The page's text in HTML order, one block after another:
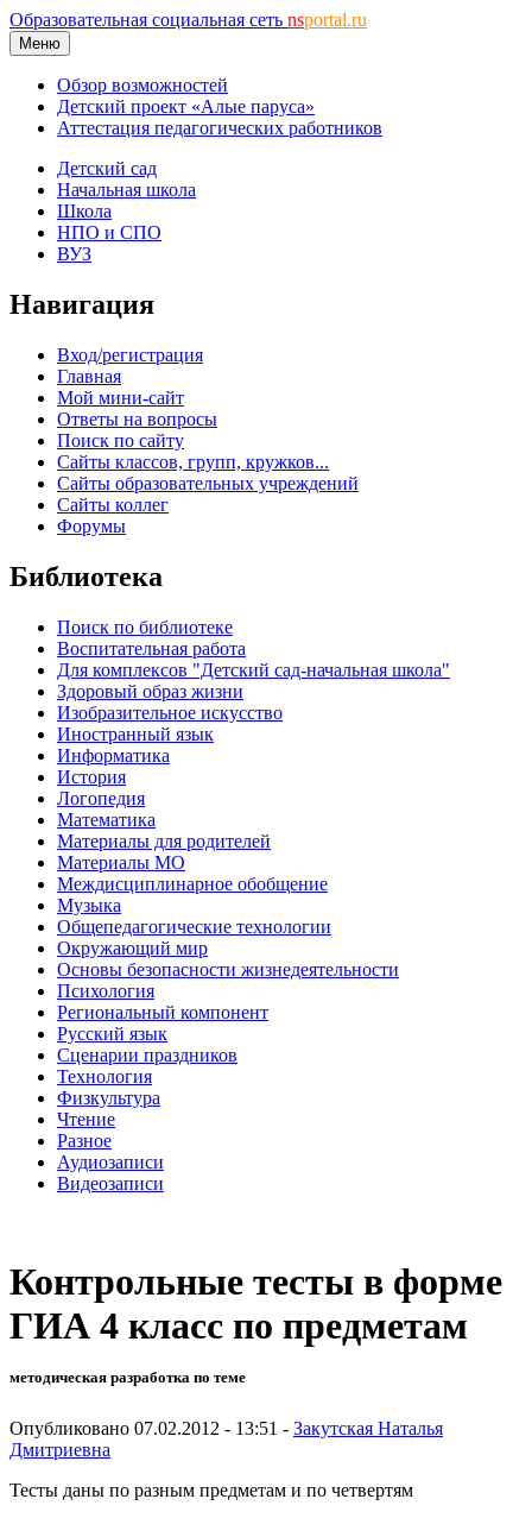
Образовательная социальная сеть nsportal.ru
Меню
Обзор возможностей
Детский проект «Алые паруса»
Аттестация педагогических работников
Детский сад
Начальная школа
Школа
НПО и СПО
ВУЗ
Навигация
Вход/регистрация
Главная
Мой мини-сайт
Ответы на вопросы
Поиск по сайту
Сайты классов, групп, кружков...
Сайты образовательных учреждений
Сайты коллег
Форумы
Библиотека
Поиск по библиотеке
Воспитательная работа
Для комплексов "Детский сад-начальная школа"
Здоровый образ жизни
Изобразительное искусство
Иностранный язык
Информатика
История
Логопедия
Математика
Материалы для родителей
Материалы МО
Междисциплинарное обобщение
Музыка
Общепедагогические технологии
Окружающий мир
Основы безопасности жизнедеятельности
Психология
Региональный компонент
Русский язык
Сценарии праздников
Технология
Физкультура
Чтение
Разное
Аудиозаписи
Видеозаписи
Контрольные тесты в форме
ГИА 4 класс по предметам
методическая разработка по теме
Опубликовано 07.02.2012 - 13:51 - Закутская Наталья
Дмитриевна
Тесты даны по разным предметам и по четвертям